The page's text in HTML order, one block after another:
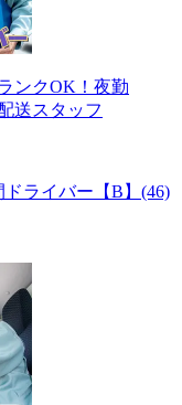
ンクOK！夜勤
送スタッフ
ライバー【B】(46)